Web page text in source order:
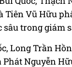
Tiên Vũ Hữu
sâu trong giám
Long Trần
Nguyễn